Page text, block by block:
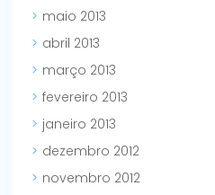
maio 2013
abril 2013
março 2013
fevereiro 2013
janeiro 2013
dezembro 2012
novembro 2012